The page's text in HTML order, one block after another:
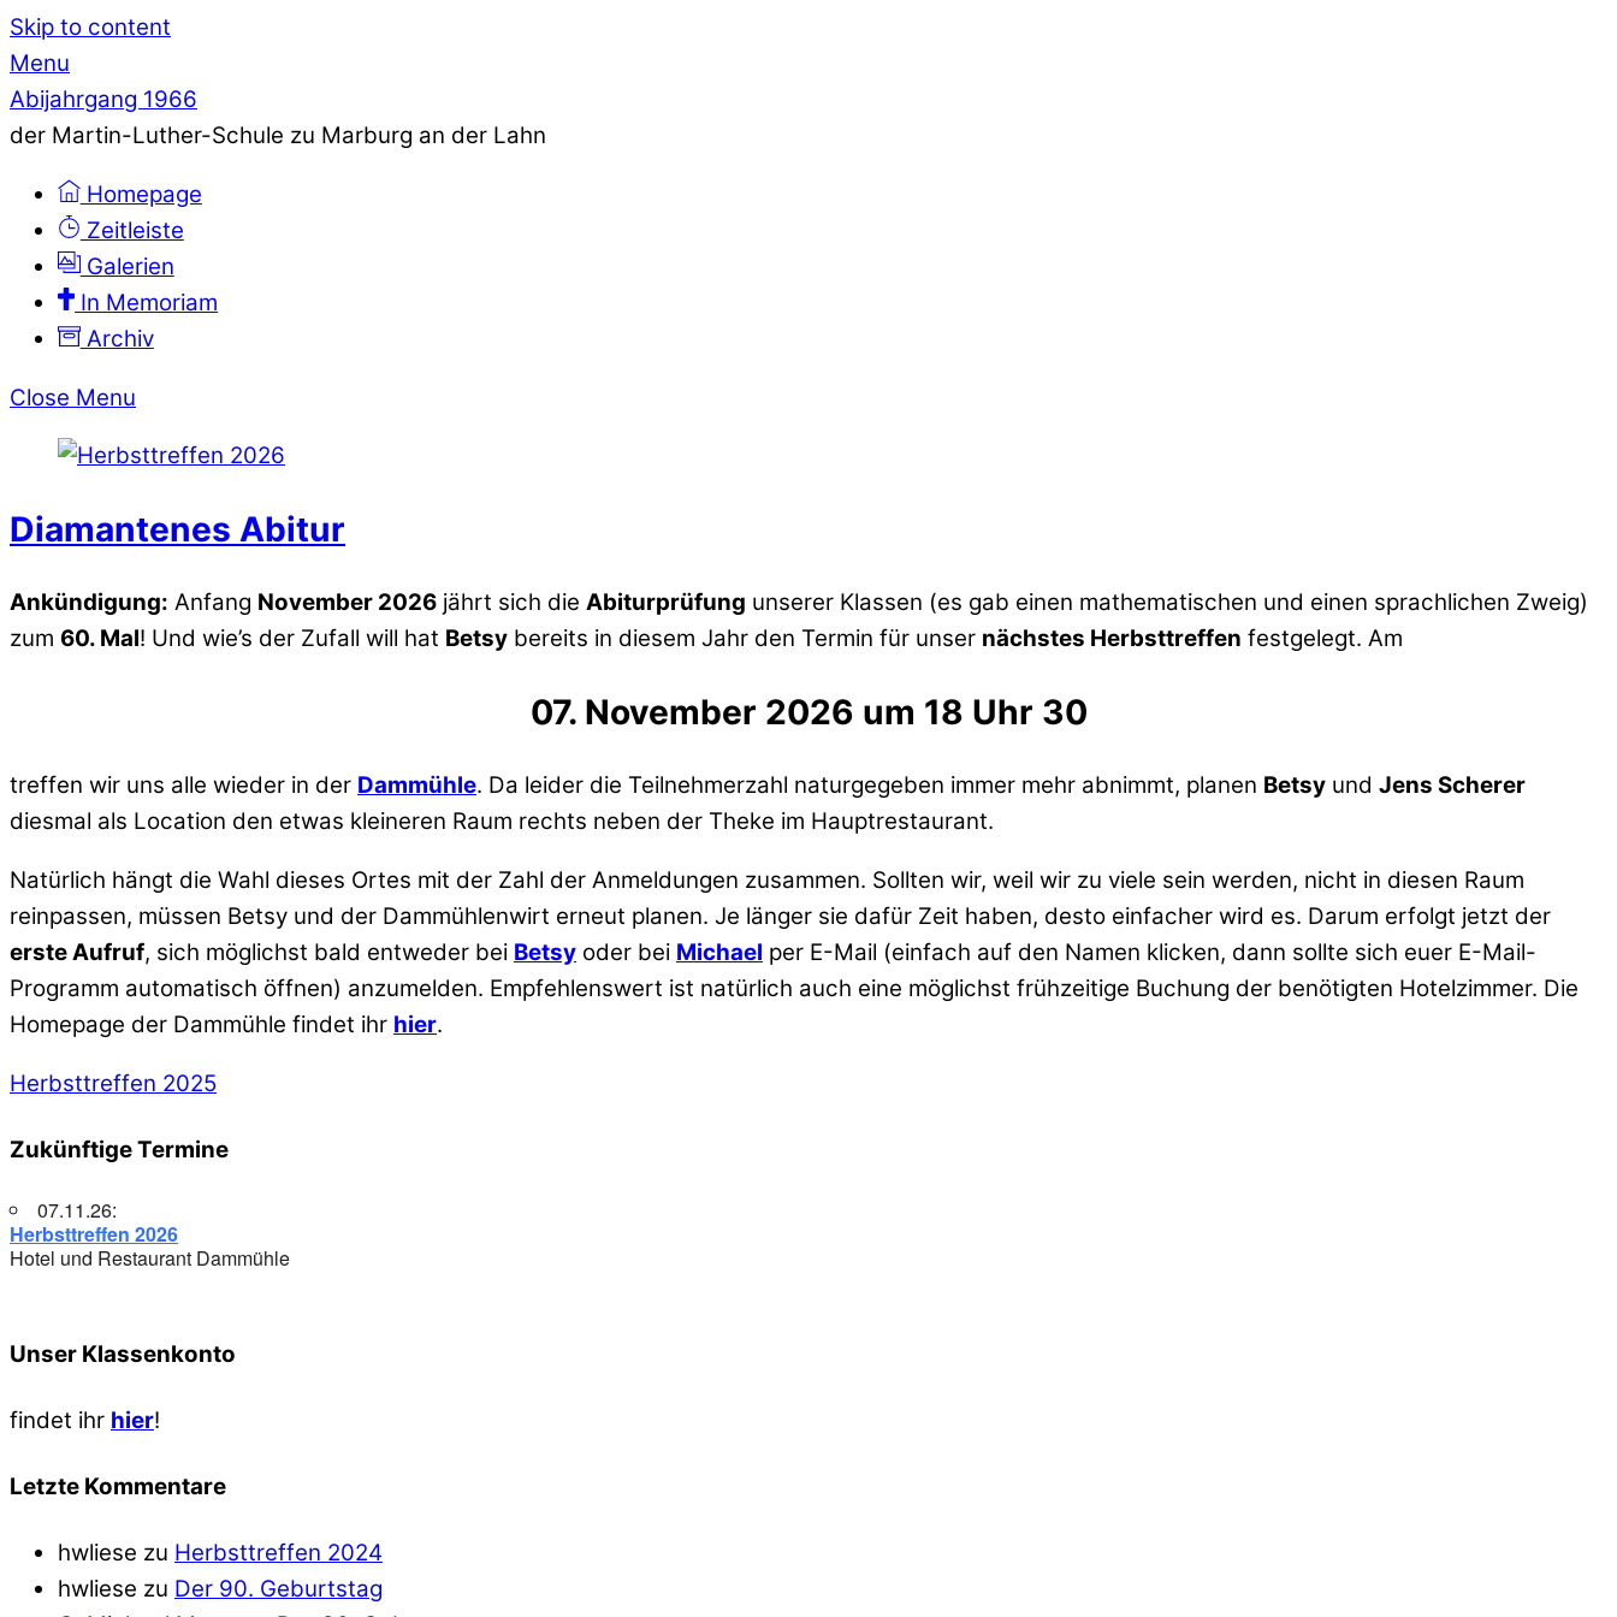
Skip to content
Menu
Abijahrgang 1966
der Martin-Luther-Schule zu Marburg an der Lahn
Homepage
Zeitleiste
Galerien
In Memoriam
Archiv
Close Menu
Diamantenes Abitur
Ankündigung: Anfang November 2026 jährt sich die Abiturprüfung unserer Klassen (es gab einen mathematischen und einen sprachlichen Zweig)
zum 60. Mal! Und wie’s der Zufall will hat Betsy bereits in diesem Jahr den Termin für unser nächstes Herbsttreffen festgelegt. Am
07. November 2026 um 18 Uhr 30
treffen wir uns alle wieder in der Dammühle. Da leider die Teilnehmerzahl naturgegeben immer mehr abnimmt, planen Betsy und Jens Scherer
diesmal als Location den etwas kleineren Raum rechts neben der Theke im Hauptrestaurant.
Natürlich hängt die Wahl dieses Ortes mit der Zahl der Anmeldungen zusammen. Sollten wir, weil wir zu viele sein werden, nicht in diesen Raum
reinpassen, müssen Betsy und der Dammühlenwirt erneut planen. Je länger sie dafür Zeit haben, desto einfacher wird es. Darum erfolgt jetzt der
erste Aufruf, sich möglichst bald entweder bei Betsy oder bei Michael per E-Mail (einfach auf den Namen klicken, dann sollte sich euer E-Mail-
Programm automatisch öffnen) anzumelden. Empfehlenswert ist natürlich auch eine möglichst frühzeitige Buchung der benötigten Hotelzimmer. Die
Homepage der Dammühle findet ihr hier.
Herbsttreffen 2025
Zukünftige Termine
07.11.26:
Herbsttreffen 2026
Hotel und Restaurant Dammühle
Unser Klassenkonto
findet ihr hier!
Letzte Kommentare
hwliese zu Herbsttreffen 2024
hwliese zu Der 90. Geburtstag